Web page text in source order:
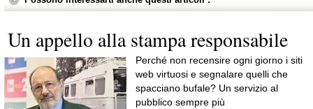
Un appello alla stampa responsabile
Perché non recensire ogni giorno i siti
web virtuosi e segnalare quelli che
spacciano bufale? Un servizio al
pubblico sempre più